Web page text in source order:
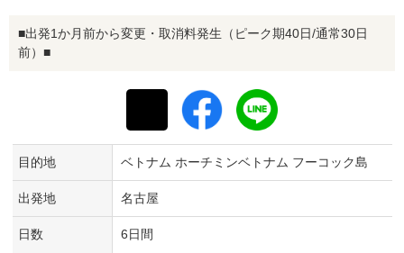
■出発1か月前から変更・取消料発生（ピーク期40日/通常30日
前）■
目的地 ベトナム ホーチミンベトナム フーコック島
出発地 名古屋
日数 6日間